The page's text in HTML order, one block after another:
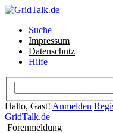
Suche
Impressum
Datenschutz
Hilfe
Hallo, Gast! Anmelden
GridTalk.de
Forenmeldung